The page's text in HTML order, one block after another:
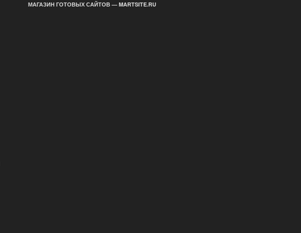
МАГАЗИН ГОТОВЫХ САЙТОВ — MARTSITE.RU